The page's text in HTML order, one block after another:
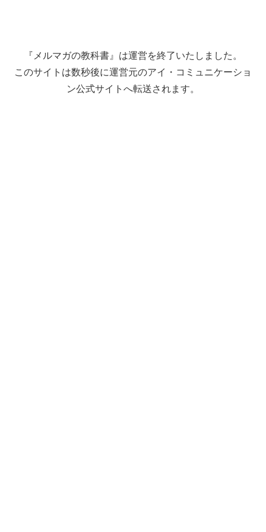
『メルマガの教科書』は運営を終了いたしました。
このサイトは数秒後に運営元のアイ・コミュニケーショ
ン公式サイトへ転送されます。